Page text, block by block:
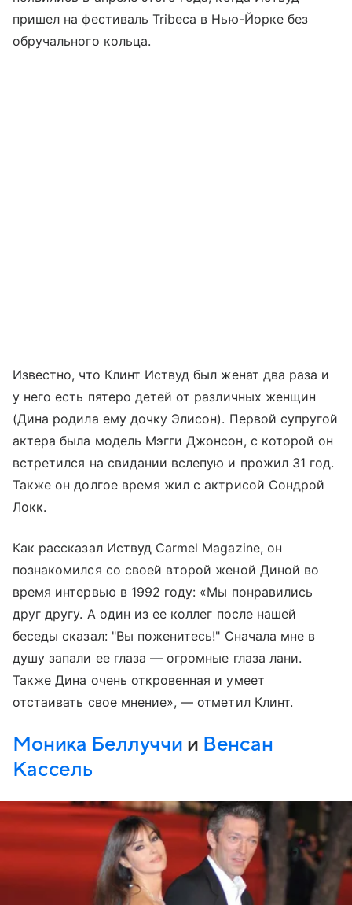
пришел на фестиваль Tribeca в Нью-Йорке без
обручального кольца.
Известно, что Клинт Иствуд был женат два раза и
у него есть пятеро детей от различных женщин
(Дина родила ему дочку Элисон). Первой супругой
актера была модель Мэгги Джонсон, с которой он
встретился на свидании вслепую и прожил 31 год.
Также он долгое время жил с актрисой Сондрой
Локк.
Как рассказал Иствуд Carmel Magazine, он
познакомился со своей второй женой Диной во
время интервью в 1992 году: «Мы понравились
друг другу. А один из ее коллег после нашей
беседы сказал: "Вы поженитесь!" Сначала мне в
душу запали ее глаза — огромные глаза лани.
Также Дина очень откровенная и умеет
отстаивать свое мнение», — отметил Клинт.
Моника Беллуччи и Венсан
Кассель